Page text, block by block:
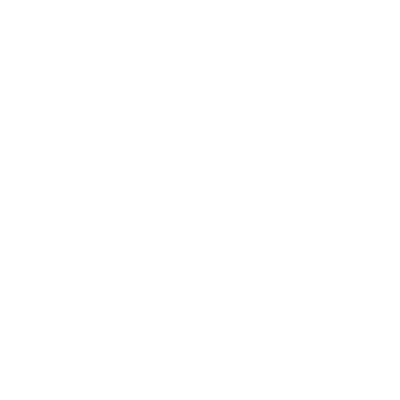
cu buline – 30×5 cm, este alegerea perfectă pentru a adăuga un
chipul celor dragi!
la primirea comenzii. Plata se face integral la plasarea